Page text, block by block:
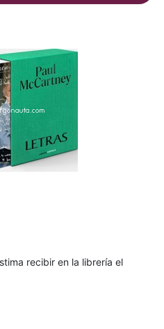
recibir en la librería el